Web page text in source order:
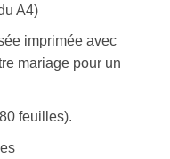
A4)
imprimée avec
mariage pour un
feuilles).